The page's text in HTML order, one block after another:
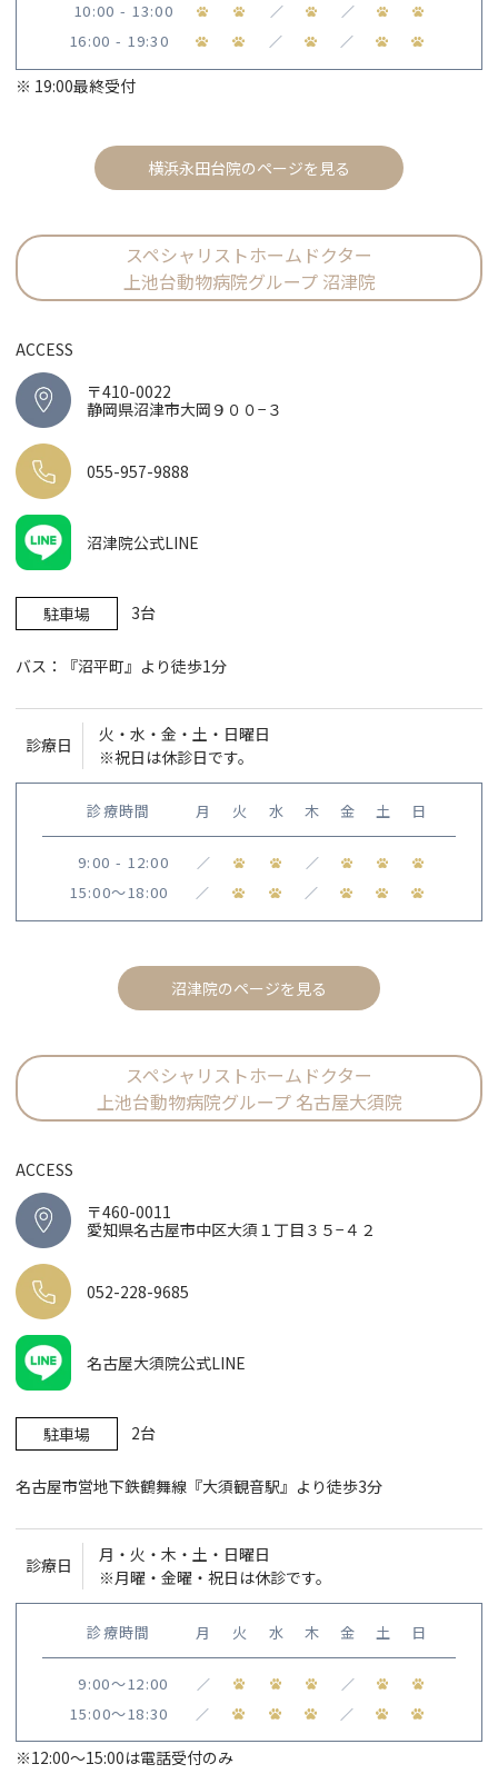
10:00 - 13:00 ／ ／
16:00 - 19:30 ／ ／
※ 19:00最終受付
横浜永田台院のページを見る
スペシャリストホームドクター
上池台動物病院グループ 沼津院
ACCESS
〒410-0022
静岡県沼津市大岡９００−３
055-957-9888
沼津院公式LINE
駐車場 3台
バス：『沼平町』より徒歩1分
診療日
火・水・金・土・日曜日
※祝日は休診日です。
診療時間 月 火 水 木 金 土 日
9:00 - 12:00 ／ ／
15:00〜18:00 ／ ／
沼津院のページを見る
スペシャリストホームドクター
上池台動物病院グループ 名古屋大須院
ACCESS
〒460-0011
愛知県名古屋市中区大須１丁目３５−４２
052-228-9685
名古屋大須院公式LINE
駐車場 2台
名古屋市営地下鉄鶴舞線『大須観音駅』より徒歩3分
診療日
月・火・木・土・日曜日
※月曜・金曜・祝日は休診です。
診療時間 月 火 水 木 金 土 日
9:00〜12:00 ／ ／
15:00〜18:30 ／ ／
※12:00〜15:00は電話受付のみ